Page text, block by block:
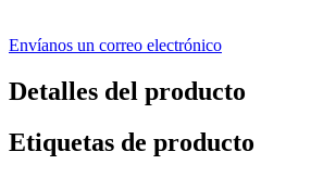
Envíanos un correo electrónico
Detalles del producto
Etiquetas de producto